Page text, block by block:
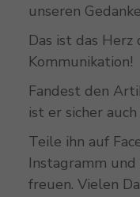
unseren
Das ist das
Kommunikation!
Fandest den
ist er sicher
Teile ihn auf
Instagramm
freuen. Vielen